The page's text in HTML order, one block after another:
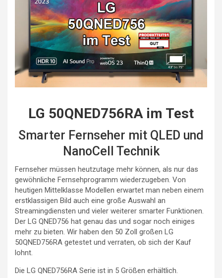
LG 50QNED756RA im Test
Smarter Fernseher mit QLED und
NanoCell Technik
Fernseher müssen heutzutage mehr können, als nur das
gewöhnliche Fernsehprogramm wiederzugeben. Von
heutigen Mittelklasse Modellen erwartet man neben einem
erstklassigen Bild auch eine große Auswahl an
Streamingdiensten und vieler weiterer smarter Funktionen.
Der LG QNED756 hat genau das und sogar noch einiges
mehr zu bieten. Wir haben den 50 Zoll großen LG
50QNED756RA getestet und verraten, ob sich der Kauf
lohnt.
Die LG QNED756RA Serie ist in 5 Größen erhältlich.